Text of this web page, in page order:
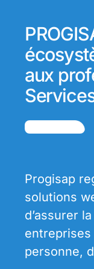
aux
Progisap
solutions
d’assurer
entreprises
personne,